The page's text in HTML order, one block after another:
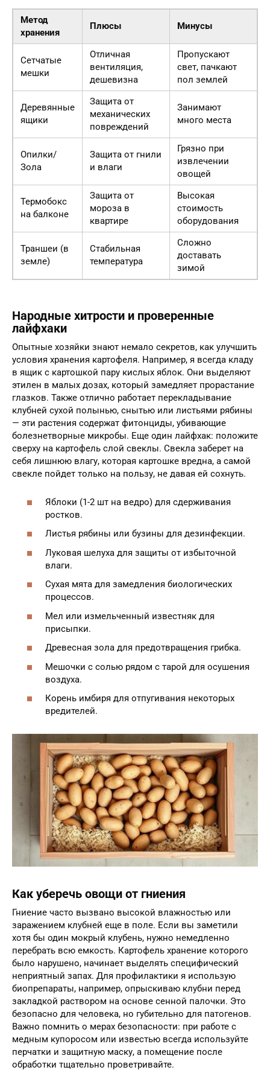
Метод
хранения
Плюсы Минусы
Сетчатые
мешки
Отличная
вентиляция,
дешевизна
Пропускают
свет, пачкают
пол землей
Деревянные
ящики
Защита от
механических
повреждений
Занимают
много места
Опилки/
Зола
Защита от гнили
и влаги
Грязно при
извлечении
овощей
Термобокс
на балконе
Защита от
мороза в
квартире
Высокая
стоимость
оборудования
Траншеи (в
земле)
Стабильная
температура
Сложно
доставать
зимой
Народные хитрости и проверенные
лайфхаки
Опытные хозяйки знают немало секретов, как улучшить
условия хранения картофеля. Например, я всегда кладу
в ящик с картошкой пару кислых яблок. Они выделяют
этилен в малых дозах, который замедляет прорастание
глазков. Также отлично работает перекладывание
клубней сухой полынью, снытью или листьями рябины
— эти растения содержат фитонциды, убивающие
болезнетворные микробы. Еще один лайфхак: положите
сверху на картофель слой свеклы. Свекла заберет на
себя лишнюю влагу, которая картошке вредна, а самой
свекле пойдет только на пользу, не давая ей сохнуть.
Яблоки (1-2 шт на ведро) для сдерживания
ростков.
Листья рябины или бузины для дезинфекции.
Луковая шелуха для защиты от избыточной
влаги.
Сухая мята для замедления биологических
процессов.
Мел или измельченный известняк для
присыпки.
Древесная зола для предотвращения грибка.
Мешочки с солью рядом с тарой для осушения
воздуха.
Корень имбиря для отпугивания некоторых
вредителей.
Как уберечь овощи от гниения
Гниение часто вызвано высокой влажностью или
заражением клубней еще в поле. Если вы заметили
хотя бы один мокрый клубень, нужно немедленно
перебрать всю емкость. Картофель хранение которого
было нарушено, начинает выделять специфический
неприятный запах. Для профилактики я использую
биопрепараты, например, опрыскиваю клубни перед
закладкой раствором на основе сенной палочки. Это
безопасно для человека, но губительно для патогенов.
Важно помнить о мерах безопасности: при работе с
медным купоросом или известью всегда используйте
перчатки и защитную маску, а помещение после
обработки тщательно проветривайте.